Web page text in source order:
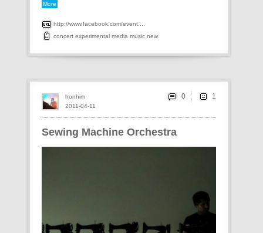
More
http://www.facebook.com/event....
concert experimental media music new
Sewing Machine Orchestra
2011-04-11
honhim 0